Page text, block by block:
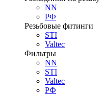
NN
РФ
Резьбовые фитинги
STI
Valtec
Фильтры
NN
STI
Valtec
РФ